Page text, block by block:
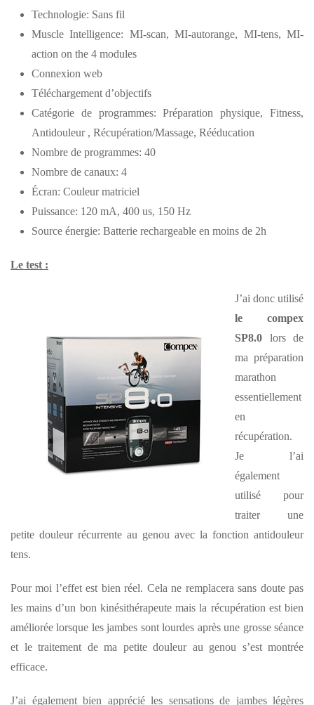
Technologie: Sans fil
Muscle Intelligence: MI-scan, MI-autorange, MI-tens, MI-
action on the 4 modules
Connexion web
Téléchargement d’objectifs
Catégorie de programmes: Préparation physique, Fitness,
Antidouleur , Récupération/Massage, Rééducation
Nombre de programmes: 40
Nombre de canaux: 4
Écran: Couleur matriciel
Puissance: 120 mA, 400 us, 150 Hz
Source énergie: Batterie rechargeable en moins de 2h
Le test :
J’ai donc utilisé
le compex
SP8.0 lors de
ma préparation
marathon
essentiellement
en
récupération.
Je l’ai
également
utilisé pour
traiter une
petite douleur récurrente au genou avec la fonction antidouleur
tens.
Pour moi l’effet est bien réel. Cela ne remplacera sans doute pas
les mains d’un bon kinésithérapeute mais la récupération est bien
améliorée lorsque les jambes sont lourdes après une grosse séance
et le traitement de ma petite douleur au genou s’est montrée
efficace.
J’ai également bien apprécié les sensations de jambes légères